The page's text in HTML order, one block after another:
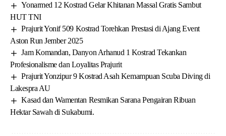
Yonarmed 12 Kostrad Gelar Khitanan Massal Gratis Sambut
HUT TNI
Prajurit Yonif 509 Kostrad Torehkan Prestasi di Ajang Event
Aston Run Jember 2025
Jam Komandan, Danyon Arhanud 1 Kostrad Tekankan
Profesionalisme dan Loyalitas Prajurit
Prajurit Yonzipur 9 Kostrad Asah Kemampuan Scuba Diving di
Lakespra AU
Kasad dan Wamentan Resmikan Sarana Pengairan Ribuan
Hektar Sawah di Sukabumi.